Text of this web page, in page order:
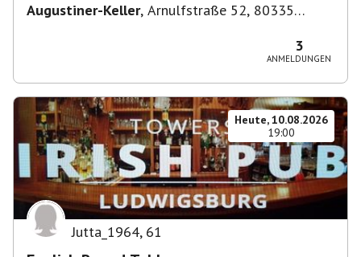
Augustiner-Keller, Arnulfstraße 52, 80335
3
ANMELDUNGEN
Heute, 10.08.2026
19:00
Jutta_1964, 61